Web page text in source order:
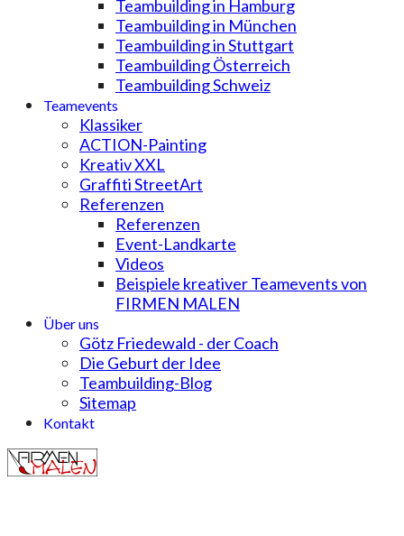
Teambuilding in Hamburg
Teambuilding in München
Teambuilding in Stuttgart
Teambuilding Österreich
Teambuilding Schweiz
Teamevents
Klassiker
ACTION-Painting
Kreativ XXL
Graffiti StreetArt
Referenzen
Referenzen
Event-Landkarte
Videos
Beispiele kreativer Teamevents von
FIRMEN MALEN
Über uns
Götz Friedewald - der Coach
Die Geburt der Idee
Teambuilding-Blog
Sitemap
Kontakt